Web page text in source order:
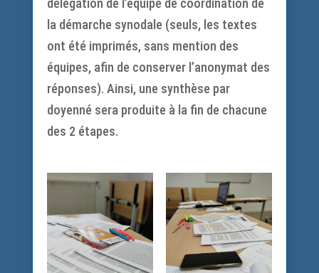
délégation de l’équipe de coordination de
la démarche synodale (seuls, les textes
ont été imprimés, sans mention des
équipes, afin de conserver l’anonymat des
réponses). Ainsi, une synthèse par
doyenné sera produite à la fin de chacune
des 2 étapes.